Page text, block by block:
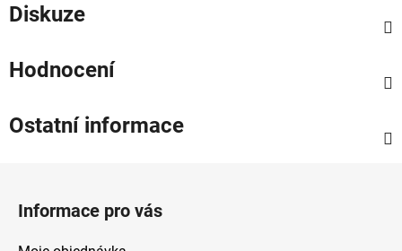
Diskuze
Hodnocení
Ostatní informace
Informace pro vás